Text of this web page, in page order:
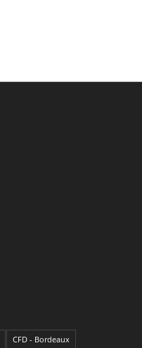
CFD - Bordeaux